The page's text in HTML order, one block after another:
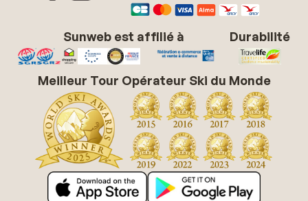
Sunweb est affilié à Durabilité
Meilleur Tour Opérateur Ski du Monde